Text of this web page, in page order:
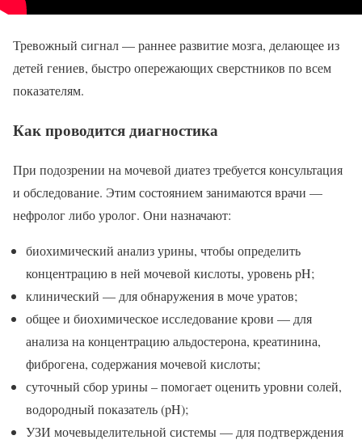
Тревожный сигнал — раннее развитие мозга, делающее из
детей гениев, быстро опережающих сверстников по всем
показателям.
Как проводится диагностика
При подозрении на мочевой диатез требуется консультация
и обследование. Этим состоянием занимаются врачи —
нефролог либо уролог. Они назначают:
биохимический анализ урины, чтобы определить
концентрацию в ней мочевой кислоты, уровень pH;
клинический — для обнаружения в моче уратов;
общее и биохимическое исследование крови — для
анализа на концентрацию альдостерона, креатинина,
фиброгена, содержания мочевой кислоты;
суточный сбор урины – помогает оценить уровни солей,
водородный показатель (pH);
УЗИ мочевыделительной системы — для подтверждения